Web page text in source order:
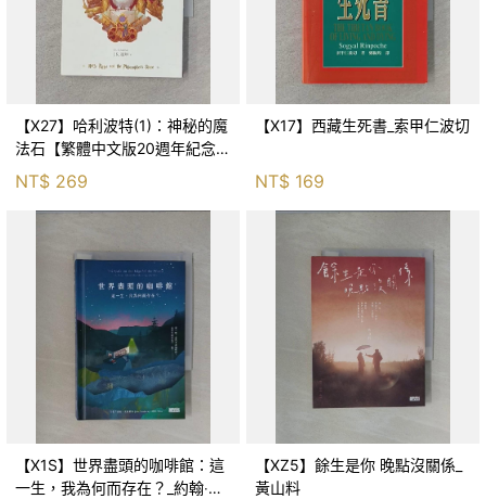
【X27】哈利波特(1)：神秘的魔
法石【繁體中文版20週年紀念】
NT$ 269
【X17】西藏生死書_索甲仁波切
NT$ 169
【X1S】世界盡頭的咖啡館：這
一生，我為何而存在？_約翰‧史
【XZ5】餘生是你 晚點沒關係_
黃山料